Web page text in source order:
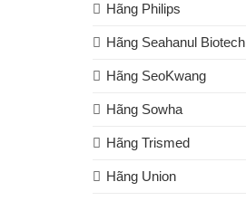
Hãng Philips
Hãng Seahanul Biotech
Hãng SeoKwang
Hãng Sowha
Hãng Trismed
Hãng Union